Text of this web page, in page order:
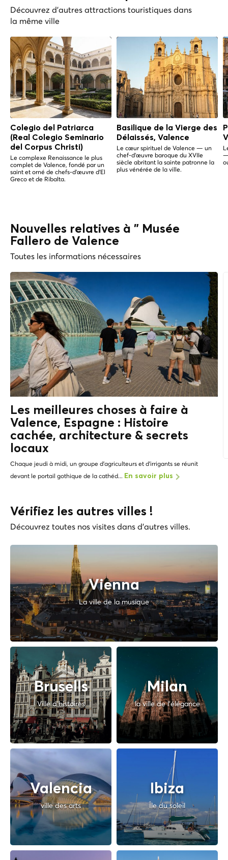
Découvrez d'autres attractions touristiques dans
la même ville
Colegio del Patriarca
(Real Colegio Seminario
del Corpus Christi)
Le complexe Renaissance le plus
complet de Valence, fondé par un
saint et orné de chefs-d'œuvre d'El
Greco et de Ribalta.
Basilique de la Vierge des
Délaissés, Valence
Le cœur spirituel de Valence — un
chef-d'œuvre baroque du XVIIe
siècle abritant la sainte patronne la
plus vénérée de la ville.
—
Nouvelles relatives à " Musée
Fallero de Valence
Toutes les informations nécessaires
Les meilleures choses à faire à
Valence, Espagne : Histoire
cachée, architecture & secrets
locaux
Chaque jeudi à midi, un groupe d'agriculteurs et d'irrigants se réunit
devant le portail gothique de la cathéd... En savoir plus
Vérifiez les autres villes !
Découvrez toutes nos visites dans d'autres villes.
Vienna
La ville de la musique
Brusells
Ville d'histoires
Milan
la ville de l'élégance
Valencia
ville des arts
Ibiza
Île du soleil